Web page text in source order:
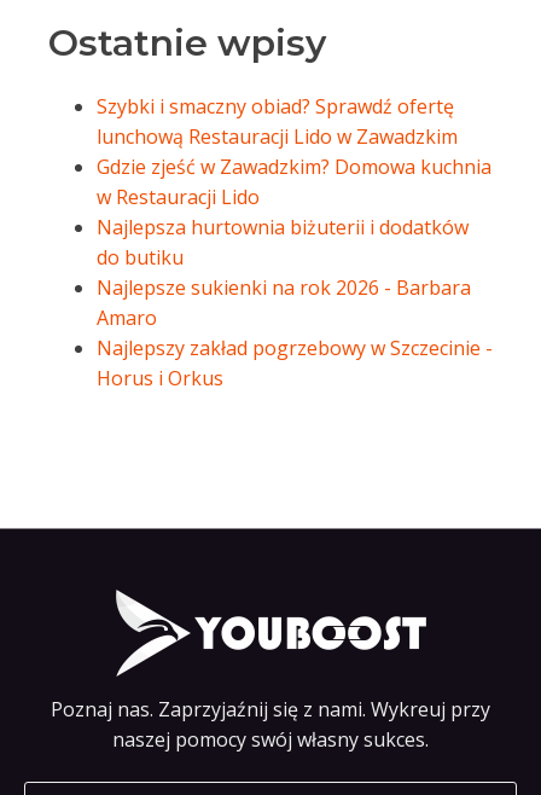
Ostatnie wpisy
Szybki i smaczny obiad? Sprawdź ofertę
lunchową Restauracji Lido w Zawadzkim
Gdzie zjeść w Zawadzkim? Domowa kuchnia
w Restauracji Lido
Najlepsza hurtownia biżuterii i dodatków
do butiku
Najlepsze sukienki na rok 2026 - Barbara
Amaro
Najlepszy zakład pogrzebowy w Szczecinie -
Horus i Orkus
Poznaj nas. Zaprzyjaźnij się z nami. Wykreuj przy
naszej pomocy swój własny sukces.